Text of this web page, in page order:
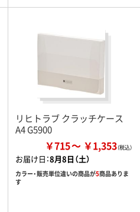
リヒトラブ クラッチケース
A4 G5900
￥715 ￥1,353
お届け日：8月8日（土）
カラー・販売単位違いの商品が5商品ありま
す